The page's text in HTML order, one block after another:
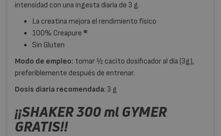
intensidad con una ingesta diaria de 3 g.
La creatina mejora el rendimiento físico
100% Creapure ®
Sin Gluten
Modo de empleo: tomar ½ cacito dosificador al día (3g),
preferiblemente después de entrenar.
Dosis diaria recomendada: 3 g
¡¡SHAKER 300 ml GYMER
GRATIS!!